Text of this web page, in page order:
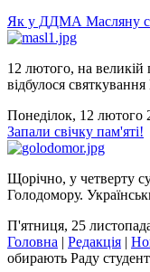
Як у ДДМА Масляну
12 лютого, на великій
відбулося
Понеділок, 12 лютого
Запали свічку пам'яті!
Щорічно, у четверту
Голодомору.
П'ятниця, 25
Головна | Редакція |
обирають Раду